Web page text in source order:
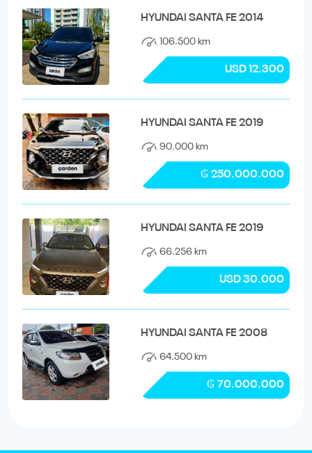
HYUNDAI SANTA FE 2014
106.500 km
USD 12.300
HYUNDAI SANTA FE 2019
90.000 km
₲ 250.000.000
HYUNDAI SANTA FE 2019
66.256 km
USD 30.000
HYUNDAI SANTA FE 2008
64.500 km
₲ 70.000.000